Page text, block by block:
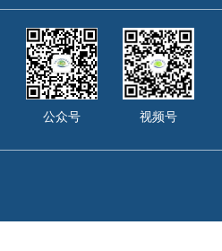
公众号 视频号